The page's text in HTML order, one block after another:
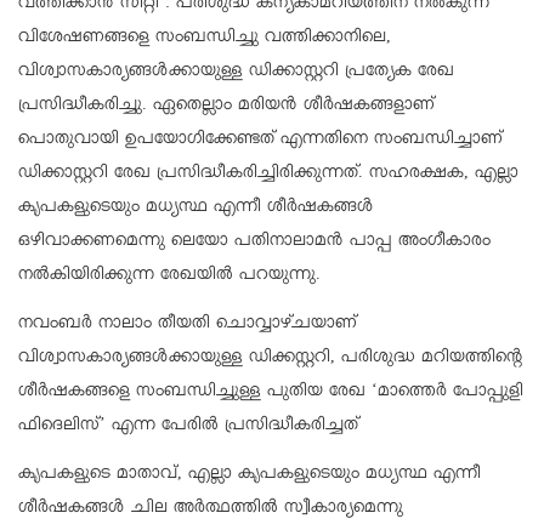
വത്തിക്കാന്‍ സിറ്റി : പരിശുദ്ധ കന്യകാമറിയത്തിന് നല്‍കുന്ന
വിശേഷണങ്ങളെ സംബന്ധിച്ചു വത്തിക്കാനിലെ,
വിശ്വാസകാര്യങ്ങള്‍ക്കായുള്ള ഡിക്കാസ്റ്ററി പ്രത്യേക രേഖ
പ്രസിദ്ധീകരിച്ചു. ഏതെല്ലാം മരിയന്‍ ശീര്‍ഷകങ്ങളാണ്
പൊതുവായി ഉപയോഗിക്കേണ്ടത് എന്നതിനെ സംബന്ധിച്ചാണ്
ഡിക്കാസ്റ്ററി രേഖ പ്രസിദ്ധീകരിച്ചിരിക്കുന്നത്. സഹരക്ഷക, എല്ലാ
കൃപകളുടെയും മധ്യസ്ഥ എന്നീ ശീര്‍ഷകങ്ങള്‍
ഒഴിവാക്കണമെന്നു ലെയോ പതിനാലാമന്‍ പാപ്പ അംഗീകാരം
നല്‍കിയിരിക്കുന്ന രേഖയില്‍ പറയുന്നു.
നവംബര്‍ നാലാം തീയതി ചൊവ്വാഴ്ചയാണ്
വിശ്വാസകാര്യങ്ങള്‍ക്കായുള്ള ഡിക്കസ്റ്ററി, പരിശുദ്ധ മറിയത്തിന്റെ
ശീര്‍ഷകങ്ങളെ സംബന്ധിച്ചുള്ള പുതിയ രേഖ ‘മാത്തെര്‍ പോപ്പുളി
ഫിദെലിസ്’ എന്ന പേരില്‍ പ്രസിദ്ധീകരിച്ചത്
കൃപകളുടെ മാതാവ്, എല്ലാ കൃപകളുടെയും മധ്യസ്ഥ എന്നീ
ശീര്‍ഷകങ്ങള്‍ ചില അര്‍ത്ഥത്തില്‍ സ്വീകാര്യമെന്നു